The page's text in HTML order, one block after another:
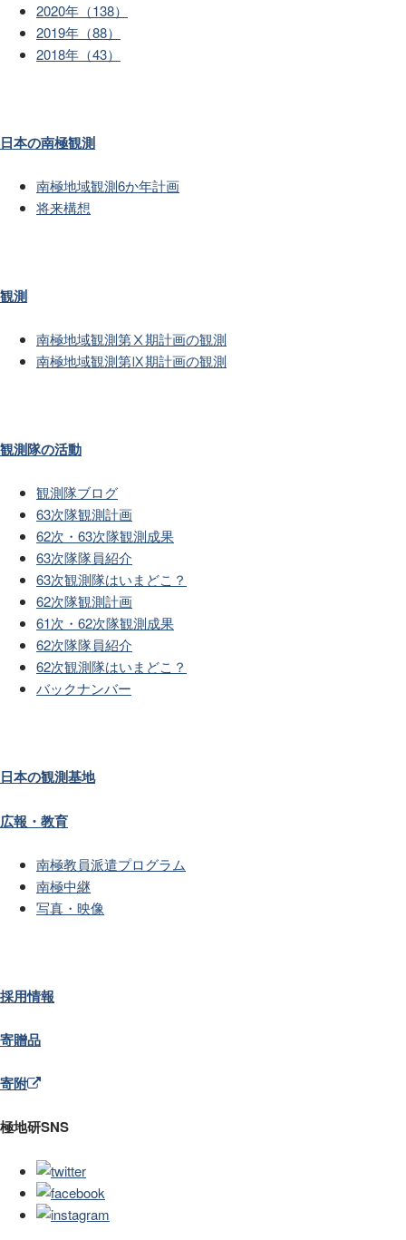
2020年（138）
2019年（88）
2018年（43）
日本の南極観測
南極地域観測6か年計画
将来構想
観測
南極地域観測第Ⅹ期計画の観測
南極地域観測第Ⅸ期計画の観測
観測隊の活動
観測隊ブログ
63次隊観測計画
62次・63次隊観測成果
63次隊隊員紹介
63次観測隊はいまどこ？
62次隊観測計画
61次・62次隊観測成果
62次隊隊員紹介
62次観測隊はいまどこ？
バックナンバー
日本の観測基地
広報・教育
南極教員派遣プログラム
南極中継
写真・映像
採用情報
寄贈品
寄附
極地研SNS